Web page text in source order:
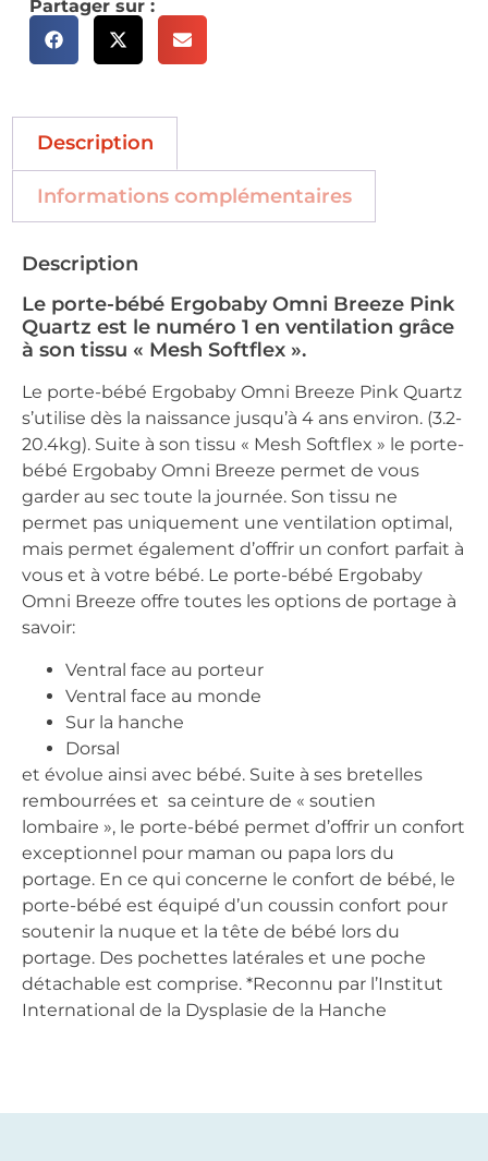
Partager sur :
Description
Informations complémentaires
Description
Le porte-bébé Ergobaby Omni Breeze Pink
Quartz est le numéro 1 en ventilation grâce
à son tissu « Mesh Softflex ».
Le porte-bébé Ergobaby Omni Breeze Pink Quartz
s’utilise dès la naissance jusqu’à 4 ans environ. (3.2-
20.4kg). Suite à son tissu « Mesh Softflex » le porte-
bébé Ergobaby Omni Breeze permet de vous
garder au sec toute la journée. Son tissu ne
permet pas uniquement une ventilation optimal,
mais permet également d’offrir un confort parfait à
vous et à votre bébé. Le porte-bébé Ergobaby
Omni Breeze offre toutes les options de portage à
savoir:
Ventral face au porteur
Ventral face au monde
Sur la hanche
Dorsal
et évolue ainsi avec bébé. Suite à ses bretelles
rembourrées et sa ceinture de « soutien
lombaire », le porte-bébé permet d’offrir un confort
exceptionnel pour maman ou papa lors du
portage. En ce qui concerne le confort de bébé, le
porte-bébé est équipé d’un coussin confort pour
soutenir la nuque et la tête de bébé lors du
portage. Des pochettes latérales et une poche
détachable est comprise. *Reconnu par l’Institut
International de la Dysplasie de la Hanche